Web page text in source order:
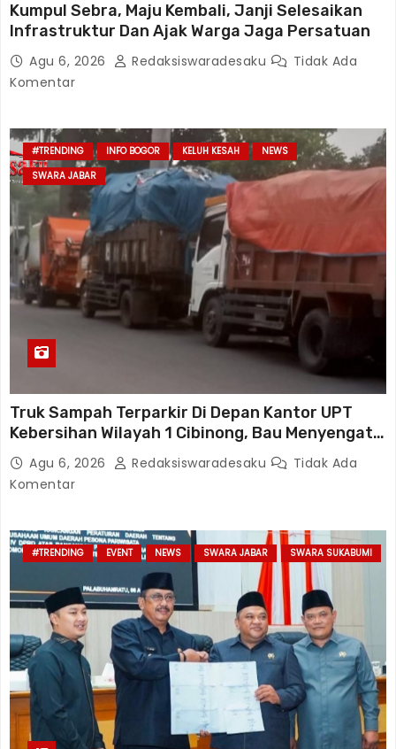
Kumpul Sebra, Maju Kembali, Janji Selesaikan
Infrastruktur Dan Ajak Warga Jaga Persatuan
Agu 6, 2026 Redaksiswaradesaku
Tidak Ada
Komentar
#TRENDING INFO BOGOR KELUH KESAH
NEWS
SWARA JABAR
Truk Sampah Terparkir Di Depan Kantor UPT
Kebersihan Wilayah 1 Cibinong, Bau Menyengat
Diduga Resahkan Warga
Agu 6, 2026 Redaksiswaradesaku
Tidak Ada
Komentar
#TRENDING EVENT NEWS SWARA JABAR SWARA SUKABUMI